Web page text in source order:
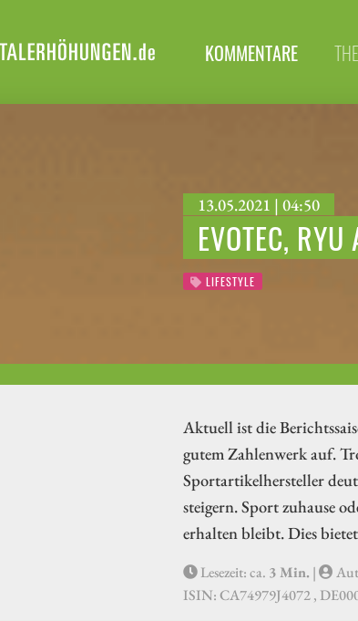
KOMMENTARE
13.05.2021 | 04:50
EVOTEC,
LIFESTYLE
Aktuell ist die
gutem Zahlenwerk auf.
Sportartikelhersteller
steigern. Sport zuhause
erhalten bleibt. Dies
Lesezeit: ca. 3 Min. |
ISIN: CA74979J4072 ,